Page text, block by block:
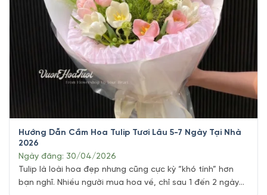
Hướng Dẫn Cắm Hoa Tulip Tươi Lâu 5-7 Ngày Tại Nhà
2026
Ngày đăng: 30/04/2026
Tulip là loài hoa đẹp nhưng cũng cực kỳ “khó tính” hơn
bạn nghĩ. Nhiều người mua hoa về, chỉ sau 1 đến 2 ngày